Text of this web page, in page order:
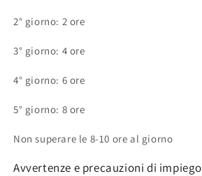
2° giorno: 2 ore
3° giorno: 4 ore
4° giorno: 6 ore
5° giorno: 8 ore
Non superare le 8-10 ore al giorno
Avvertenze e precauzioni di impiego